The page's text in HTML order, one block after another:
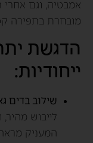
מובחרת בתפירה
הדגשת
ייחודיות:
שילוב בדים
לייבוש מהיר,
המעניק מראה